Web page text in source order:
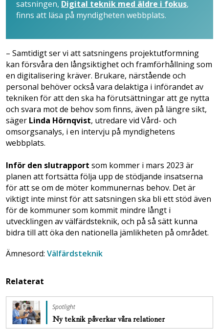
satsningen, Digital teknik med äldre i fokus,
finns att läsa på myndigheten webbplats.
– Samtidigt ser vi att satsningens projektutformning
kan försvåra den långsiktighet och framförhållning som
en digitalisering kräver. Brukare, närstående och
personal behöver också vara delaktiga i införandet av
tekniken för att den ska ha förutsättningar att ge nytta
och svara mot de behov som finns, även på längre sikt,
säger Linda Hörnqvist, utredare vid Vård- och
omsorgsanalys, i en intervju på myndighetens
webbplats.
Inför den slutrapport som kommer i mars 2023 är
planen att fortsätta följa upp de stödjande insatserna
för att se om de möter kommunernas behov. Det är
viktigt inte minst för att satsningen ska bli ett stöd även
för de kommuner som kommit mindre långt i
utvecklingen av välfärdsteknik, och på så sätt kunna
bidra till att öka den nationella jämlikheten på området.
Ämnesord: Välfärdsteknik
Relaterat
Spotlight
Ny teknik påverkar våra relationer